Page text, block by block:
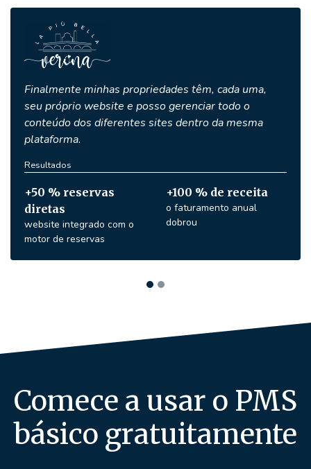
Finalmente minhas propriedades têm, cada uma,
seu próprio website e posso gerenciar todo o
conteúdo dos diferentes sites dentro da mesma
plataforma.
Resultados
+50 % reservas
diretas
website integrado com o
motor de reservas
+100 % de receita
o faturamento anual
dobrou
Comece a usar o PMS
básico gratuitamente